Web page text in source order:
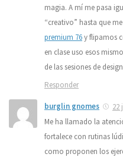
magia. A mí me pasa
“creativo” hasta que
premium 76y flipamos
en clase uso esos
de las sesiones de
Responder
burglin gnomes
22
Me ha llamado la
fortalece con rutinas
como proponen los